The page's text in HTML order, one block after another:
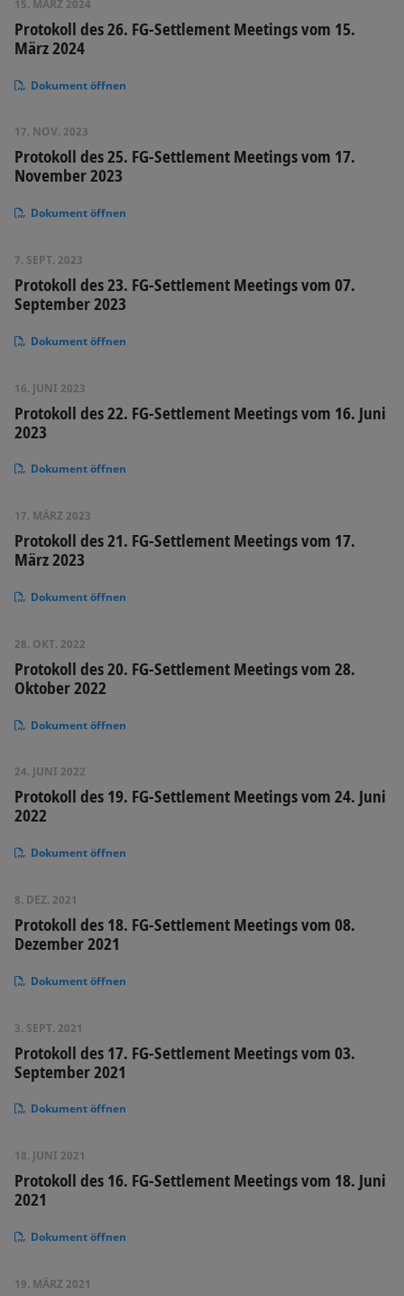
15. MÄRZ 2024
Protokoll des 26. FG-Settlement Meetings vom 15.
März 2024
Dokument öffnen
17. NOV. 2023
Protokoll des 25. FG-Settlement Meetings vom 17.
November 2023
Dokument öffnen
7. SEPT. 2023
Protokoll des 23. FG-Settlement Meetings vom 07.
September 2023
Dokument öffnen
16. JUNI 2023
Protokoll des 22. FG-Settlement Meetings vom 16. Juni
2023
Dokument öffnen
17. MÄRZ 2023
Protokoll des 21. FG-Settlement Meetings vom 17.
März 2023
Dokument öffnen
28. OKT. 2022
Protokoll des 20. FG-Settlement Meetings vom 28.
Oktober 2022
Dokument öffnen
24. JUNI 2022
Protokoll des 19. FG-Settlement Meetings vom 24. Juni
2022
Dokument öffnen
8. DEZ. 2021
Protokoll des 18. FG-Settlement Meetings vom 08.
Dezember 2021
Dokument öffnen
3. SEPT. 2021
Protokoll des 17. FG-Settlement Meetings vom 03.
September 2021
Dokument öffnen
18. JUNI 2021
Protokoll des 16. FG-Settlement Meetings vom 18. Juni
2021
Dokument öffnen
19. MÄRZ 2021